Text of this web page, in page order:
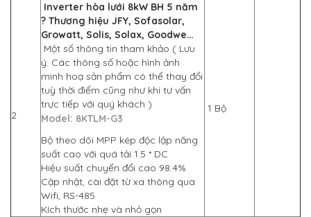
2
Inverter hòa lưới 8kW BH 5 năm
? Thương hiệu JFY, Sofasolar,
Growatt, Solis, Solax, Goodwe…
Một số thông tin tham khảo ( Lưu
ý: Các thông số hoặc hình ảnh
minh hoạ sản phẩm có thể thay đổi
tuỳ thời điểm cũng như khi tư vấn
trực tiếp với quý khách )
Model: 8KTLM-G3
Bộ theo dõi MPP kép độc lập năng
suất cao với quá tải 1.5 * DC
Hiệu suất chuyển đổi cao 98.4%
Cập nhật, cài đặt từ xa thông qua
Wifi, RS-485
Kích thước nhẹ và nhỏ gọn
1 Bộ